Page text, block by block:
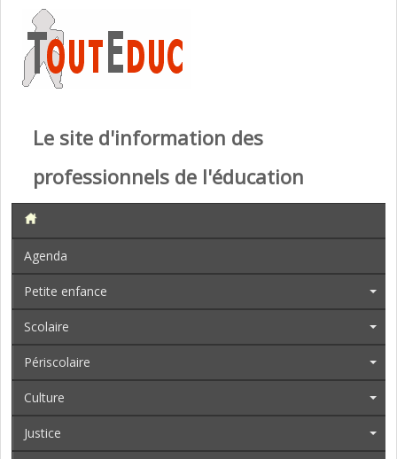
Le site d'information des
professionnels de l'éducation
Agenda
Petite enfance
Scolaire
Périscolaire
Culture
Justice